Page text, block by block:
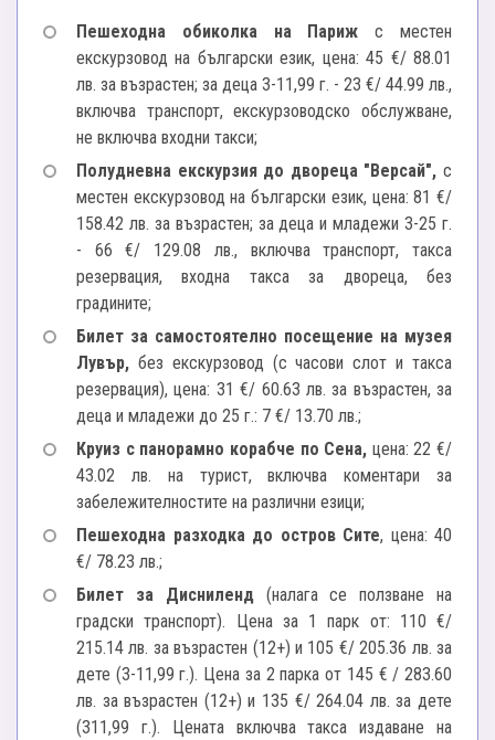
Пешеходна обиколка на Париж с местен
екскурзовод на български език, цена: 45 €/ 88.01
лв. за възрастен; за деца 3-11,99 г. - 23 €/ 44.99 лв.,
включва транспорт, екскурзоводско обслужване,
не включва входни такси;
Полудневна екскурзия до двореца "Версай", с
местен екскурзовод на български език, цена: 81 €/
158.42 лв. за възрастен; за деца и младежи 3-25 г.
- 66 €/ 129.08 лв., включва транспорт, такса
резервация, входна такса за двореца, без
градините;
Билет за самостоятелно посещение на музея
Лувър, без екскурзовод (с часови слот и такса
резервация), цена: 31 €/ 60.63 лв. за възрастен, за
деца и младежи до 25 г.: 7 €/ 13.70 лв.;
Круиз с панорамно корабче по Сена, цена: 22 €/
43.02 лв. на турист, включва коментари за
забележителностите на различни езици;
Пешеходна разходка до остров Сите, цена: 40
€/ 78.23 лв.;
Билет за Дисниленд(налага се ползване на
градски транспорт). Цена за 1 парк от: 110 €/
215.14 лв. за възрастен (12+) и 105 €/ 205.36 лв. за
дете (3-11,99 г.). Цена за 2 парка от 145 € / 283.60
лв. за възрастен (12+) и 135 €/ 264.04 лв. за дете
(311,99 г.). Цената включва такса издаване на